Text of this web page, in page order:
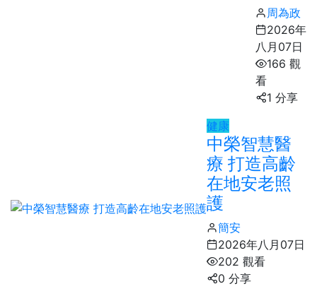
周為政
2026年
八月07日
166 觀
看
1 分享
健康
中榮智慧醫
療 打造高齡
在地安老照
護
簡安
2026年八月07日
202 觀看
0 分享